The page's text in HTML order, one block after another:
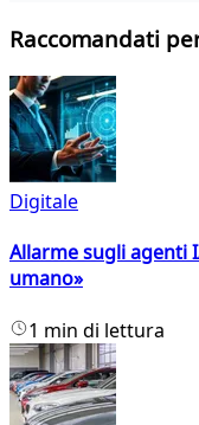
Raccomandati
Digitale
Allarme sugli agenti
umano»
1 min di lettura